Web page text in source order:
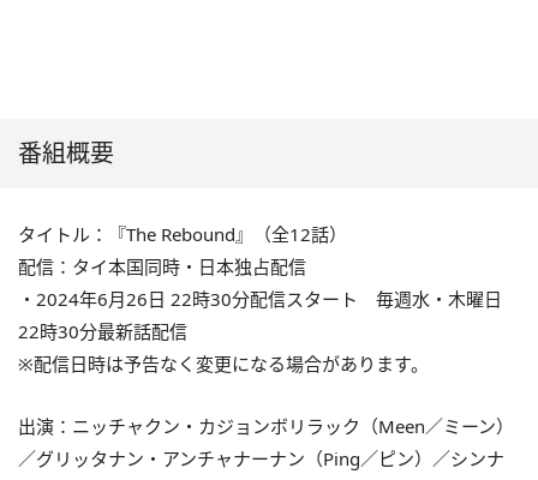
番組概要
タイトル：『The Rebound』（全12話）
配信：タイ本国同時・日本独占配信
・2024年6月26日 22時30分配信スタート 毎週水・木曜日
22時30分最新話配信
※配信日時は予告なく変更になる場合があります。
出演：ニッチャクン・カジョンボリラック（Meen／ミーン）
／グリッタナン・アンチャナーナン（Ping／ピン）／シンナ